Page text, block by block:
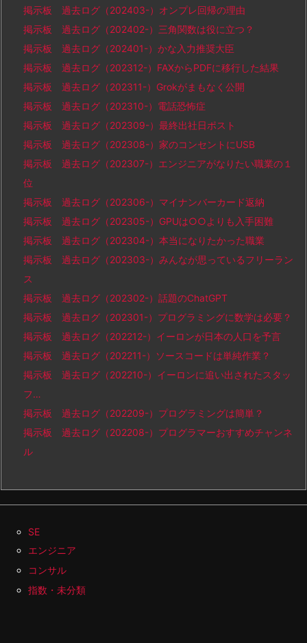
掲示板 過去ログ（202403-）オンプレ回帰の理由
掲示板 過去ログ（202402-）三角関数は役に立つ？
掲示板 過去ログ（202401-）かな入力推奨大臣
掲示板 過去ログ（202312-）FAXからPDFに移行した結果
掲示板 過去ログ（202311-）Grokがまもなく公開
掲示板 過去ログ（202310-）電話恐怖症
掲示板 過去ログ（202309-）最終出社日ポスト
掲示板 過去ログ（202308-）家のコンセントにUSB
掲示板 過去ログ（202307-）エンジニアがなりたい職業の１
位
掲示板 過去ログ（202306-）マイナンバーカード返納
掲示板 過去ログ（202305-）GPUは○○よりも入手困難
掲示板 過去ログ（202304-）本当になりたかった職業
掲示板 過去ログ（202303-）みんなが思っているフリーラン
ス
掲示板 過去ログ（202302-）話題のChatGPT
掲示板 過去ログ（202301-）プログラミングに数学は必要？
掲示板 過去ログ（202212-）イーロンが日本の人口を予言
掲示板 過去ログ（202211-）ソースコードは単純作業？
掲示板 過去ログ（202210-）イーロンに追い出されたスタッ
フ…
掲示板 過去ログ（202209-）プログラミングは簡単？
掲示板 過去ログ（202208-）プログラマーおすすめチャンネ
ル
SE
エンジニア
コンサル
指数・未分類